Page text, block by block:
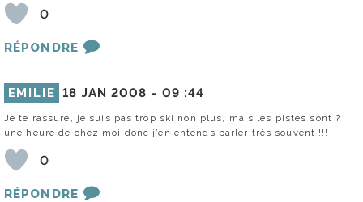
0
RÉPONDRE
EMILIE 18 JAN 2008 - 09 :44
Je te rassure, je suis pas trop ski non plus, mais les pistes sont ?
une heure de chez moi donc j’en entends parler très souvent !!!
0
RÉPONDRE